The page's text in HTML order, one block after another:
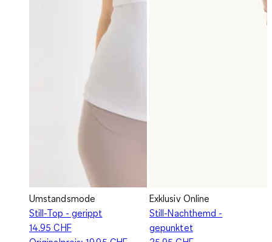
Umstandsmode
Still-Top - gerippt
14.95 CHF
Exklusiv Online
Still-Nachthemd -
gepunktet